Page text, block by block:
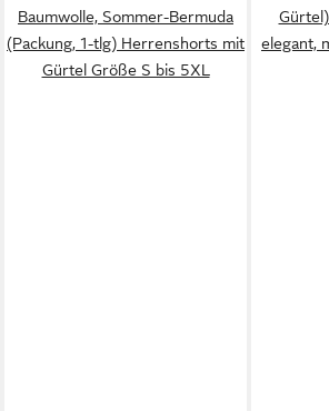
Baumwolle, Sommer-Bermuda
(Packung, 1-tlg) Herrenshorts mit
Gürtel Größe S bis 5XL
elegant,